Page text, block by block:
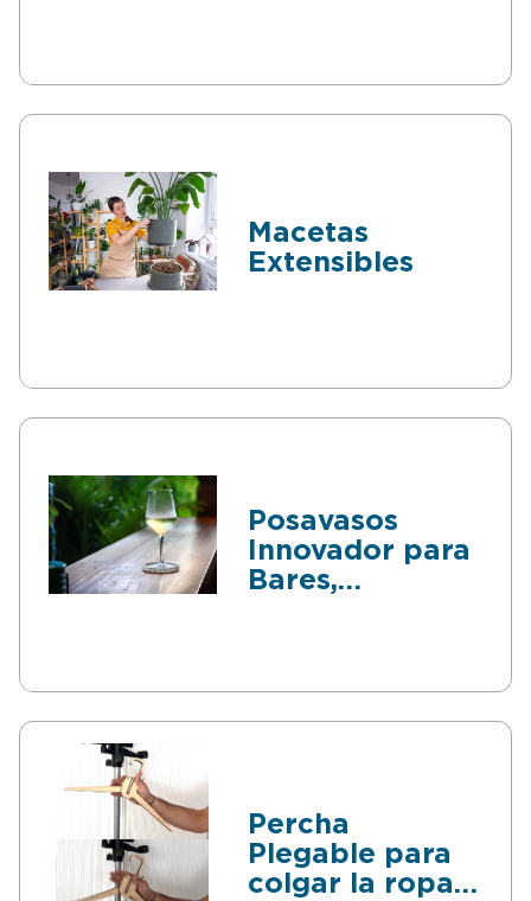
Macetas
Extensibles
Posavasos
Innovador para
Bares,
Percha
Plegable para
colgar la ropa